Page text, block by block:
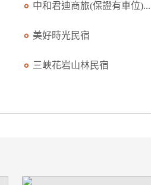
中和君迪商旅(保證有車位)...
美好時光民宿
三峽花岩山林民宿